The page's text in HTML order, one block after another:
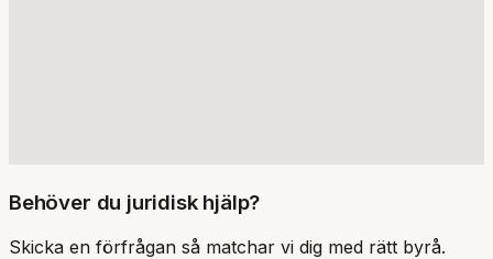
Behöver du juridisk hjälp?
Skicka en förfrågan så matchar vi dig med rätt byrå.